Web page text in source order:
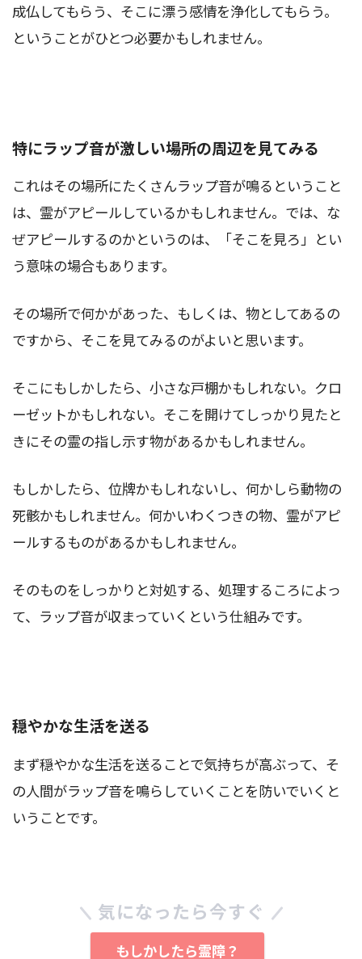
成仏してもらう、そこに漂う感情を浄化してもらう。
ということがひとつ必要かもしれません。
特にラップ音が激しい場所の周辺を見てみる
これはその場所にたくさんラップ音が鳴るということ
は、霊がアピールしているかもしれません。では、な
ぜアピールするのかというのは、「そこを見ろ」とい
う意味の場合もあります。
その場所で何かがあった、もしくは、物としてあるの
ですから、そこを見てみるのがよいと思います。
そこにもしかしたら、小さな戸棚かもしれない。クロ
ーゼットかもしれない。そこを開けてしっかり見たと
きにその霊の指し示す物があるかもしれません。
もしかしたら、位牌かもしれないし、何かしら動物の
死骸かもしれません。何かいわくつきの物、霊がアピ
ールするものがあるかもしれません。
そのものをしっかりと対処する、処理するころによっ
て、ラップ音が収まっていくという仕組みです。
穏やかな生活を送る
まず穏やかな生活を送ることで気持ちが高ぶって、そ
の人間がラップ音を鳴らしていくことを防いでいくと
いうことです。
気になったら今すぐ
もしかしたら霊障？